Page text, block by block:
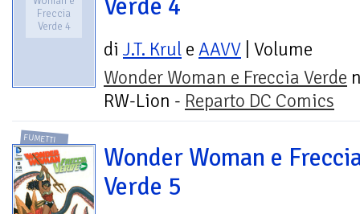
Freccia
Verde 4
Verde 4
di J.T. Krul e AAVV | Volume
Wonder Woman e Freccia Verde
RW-Lion - Reparto DC Comics
FUMETTI
Wonder Woman e
Verde 5